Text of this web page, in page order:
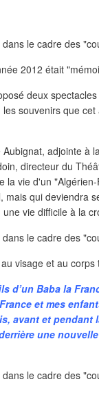
2012 était
deux
souvenirs que
adjointe à
directeur du
la vie d'un
qui deviendra
vie difficile à la
visage et au
d’un Baba la
et mes
avant et pendant
une